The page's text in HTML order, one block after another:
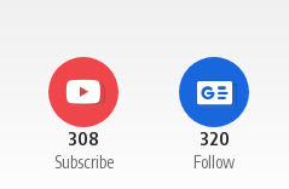
308
Subscribe
320
Follow